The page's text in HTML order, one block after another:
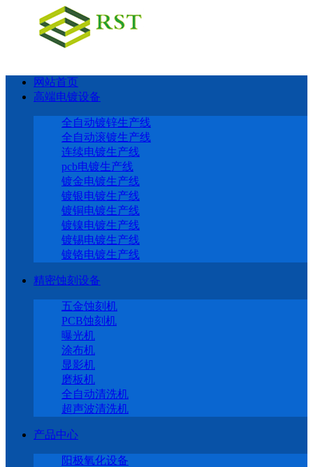
网站首页
高端电镀设备
全自动镀锌生产线
全自动滚镀生产线
连续电镀生产线
pcb电镀生产线
镀金电镀生产线
镀银电镀生产线
镀铜电镀生产线
镀镍电镀生产线
镀锡电镀生产线
镀铬电镀生产线
精密蚀刻设备
五金蚀刻机
PCB蚀刻机
曝光机
涂布机
显影机
磨板机
全自动清洗机
超声波清洗机
产品中心
阳极氧化设备